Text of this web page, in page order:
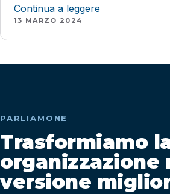
Continua a leggere
13 MARZO 2024
PARLIAMONE
Trasformiamo
organizzazione
versione